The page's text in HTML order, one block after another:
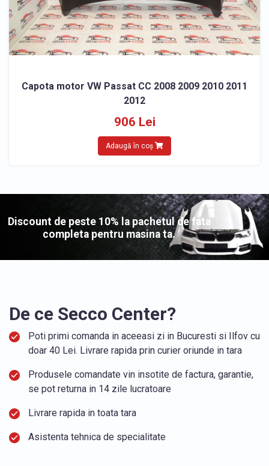
Capota motor VW Passat CC 2008 2009 2010 2011
2012
906 Lei
Adaugă în coș
Discount de peste 10% la pachetul de fata
completa pentru masina ta.
De ce Secco Center?
Poti primi comanda in aceeasi zi in Bucuresti si Ilfov cu
doar 40 Lei. Livrare rapida prin curier oriunde in tara
Produsele comandate vin insotite de factura, garantie,
se pot returna in 14 zile lucratoare
Livrare rapida in toata tara
Asistenta tehnica de specialitate